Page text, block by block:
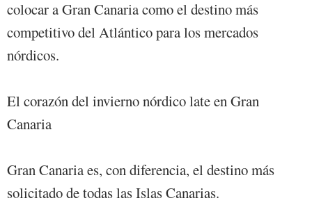
colocar a Gran Canaria como el destino más
competitivo del Atlántico para los mercados
nórdicos.
El corazón del invierno nórdico late en Gran
Canaria
Gran Canaria es, con diferencia, el destino más
solicitado de todas las Islas Canarias.